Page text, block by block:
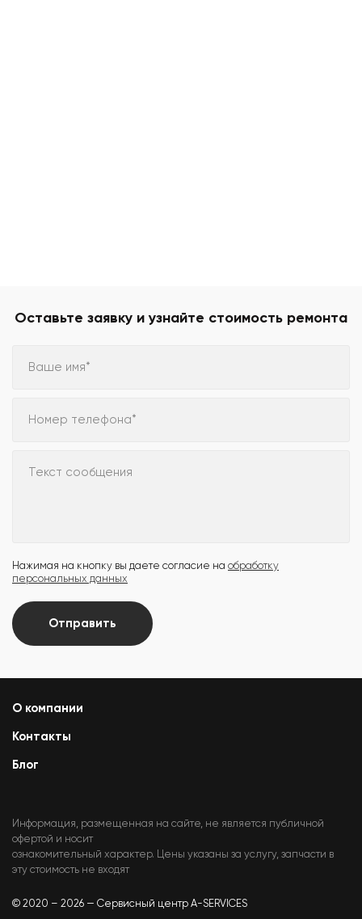
Оставьте заявку и узнайте стоимость ремонта
Ваше имя*
Номер телефона*
Текст сообщения
Нажимая на кнопку вы даете согласие на обработку
персональных данных
Отправить
О компании
Контакты
Блог
Информация, размещенная на сайте, не является публичной
офертой и носит
ознакомительный характер. Цены указаны за услугу, запчасти в
эту стоимость не входят
© 2020 – 2026 — Сервисный центр A-SERVICES